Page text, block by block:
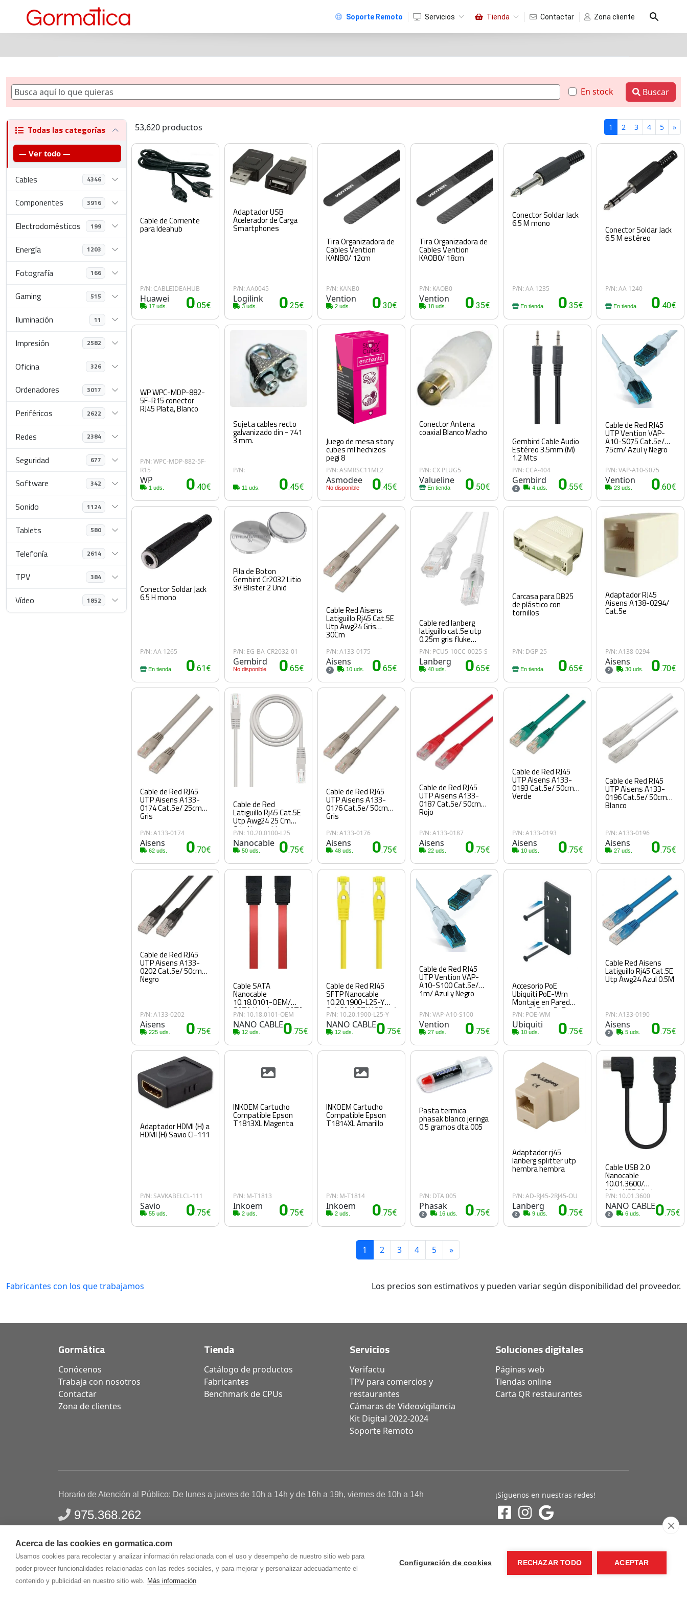
Acerca de las cookies en gormatica.com
Usamos cookies para recolectar y analizar información relacionada con el uso y desempeño de nuestro sitio web para
poder proveer funcionalidades relacionadas con las redes sociales, y para mejorar y personalizar adecuadamente el
contenido y publicidad en nuestro sitio web. Más información
Configuración de cookies RECHAZAR TODO ACEPTAR
Soporte Remoto Servicios Tienda Contactar Zona cliente
En stock Buscar
Todas las categorías
— Ver todo —
Cables 4346
Componentes 3916
Electrodomésticos 199
Energía 1203
Fotografía 166
Gaming 515
Iluminación 11
Impresión 2582
Oficina 326
Ordenadores 3017
Periféricos 2622
Redes 2384
Seguridad 677
Software 342
Sonido 1124
Tablets 580
Telefonía 2614
TPV 384
Vídeo 1852
53,620 productos 1 2 3 4 5 »
Cable de Corriente
para Ideahub
P/N: CABLEIDEAHUB
Huawei
17 uds. 0.05€
Adaptador USB
Acelerador de Carga
Smartphones
P/N: AA0045
Logilink
3 uds. 0.25€
Tira Organizadora de
Cables Vention
KANB0/ 12cm
P/N: KANB0
Vention
2 uds. 0.30€
Tira Organizadora de
Cables Vention
KAOB0/ 18cm
P/N: KAOB0
Vention
18 uds. 0.35€
Conector Soldar Jack
6.5 M mono
P/N: AA 1235
En tienda 0.35€
Conector Soldar Jack
6.5 M estéreo
P/N: AA 1240
En tienda 0.40€
WP WPC-MDP-882-
5F-R15 conector
RJ45 Plata, Blanco
P/N: WPC-MDP-882-5F-
R15
WP
1 uds. 0.40€
Sujeta cables recto
galvanizado din - 741
3 mm.
P/N:
11 uds. 0.45€
Juego de mesa story
cubes ml hechizos
pegi 8
P/N: ASMRSC11ML2
Asmodee
No disponible 0.45€
Conector Antena
coaxial Blanco Macho
P/N: CX PLUG5
Valueline
En tienda 0.50€
Gembird Cable Audio
Estéreo 3.5mm (M)
1.2 Mts
P/N: CCA-404
Gembird
2 4 uds. 0.55€
Cable de Red RJ45
UTP Vention VAP-
A10-S075 Cat.5e/
75cm/ Azul y Negro
P/N: VAP-A10-S075
Vention
23 uds. 0.60€
Conector Soldar Jack
6.5 H mono
P/N: AA 1265
En tienda 0.61€
Pila de Boton
Gembird Cr2032 Litio
3V Blister 2 Unid
P/N: EG-BA-CR2032-01
Gembird
No disponible 0.65€
Cable Red Aisens
Latiguillo Rj45 Cat.5E
Utp Awg24 Gris
30Cm
P/N: A133-0175
Aisens
2 10 uds. 0.65€
Cable red lanberg
latiguillo cat.5e utp
0.25m gris fluke
passed
P/N: PCU5-10CC-0025-S
Lanberg
40 uds. 0.65€
Carcasa para DB25
de plástico con
tornillos
P/N: DGP 25
En tienda 0.65€
Adaptador RJ45
Aisens A138-0294/
Cat.5e
P/N: A138-0294
Aisens
2 30 uds. 0.70€
Cable de Red RJ45
UTP Aisens A133-
0174 Cat.5e/ 25cm/
Gris
P/N: A133-0174
Aisens
62 uds. 0.70€
Cable de Red
Latiguillo Rj45 Cat.5E
Utp Awg24 25 Cm
Gris Nanocable
P/N: 10.20.0100-L25
Nanocable
50 uds. 0.75€
Cable de Red RJ45
UTP Aisens A133-
0176 Cat.5e/ 50cm/
Gris
P/N: A133-0176
Aisens
48 uds. 0.75€
Cable de Red RJ45
UTP Aisens A133-
0187 Cat.5e/ 50cm/
Rojo
P/N: A133-0187
Aisens
22 uds. 0.75€
Cable de Red RJ45
UTP Aisens A133-
0193 Cat.5e/ 50cm/
Verde
P/N: A133-0193
Aisens
10 uds. 0.75€
Cable de Red RJ45
UTP Aisens A133-
0196 Cat.5e/ 50cm/
Blanco
P/N: A133-0196
Aisens
27 uds. 0.75€
Cable de Red RJ45
UTP Aisens A133-
0202 Cat.5e/ 50cm/
Negro
P/N: A133-0202
Aisens
225 uds. 0.75€
Cable SATA
Nanocable
10.18.0101-OEM/
SATA Hembra - SATA
Hembra/ 50cm/ Rojo
P/N: 10.18.0101-OEM
NANO CABLE
12 uds. 0.75€
Cable de Red RJ45
SFTP Nanocable
10.20.1900-L25-Y
Cat.6A/ LSZH/ 25cm/
Amarillo
P/N: 10.20.1900-L25-Y
NANO CABLE
12 uds. 0.75€
Cable de Red RJ45
UTP Vention VAP-
A10-S100 Cat.5e/
1m/ Azul y Negro
P/N: VAP-A10-S100
Vention
27 uds. 0.75€
Accesorio PoE
Ubiquiti PoE-Wm
Montaje en Pared
para PoE Isp PoE
Injectors
P/N: POE-WM
Ubiquiti
10 uds. 0.75€
Cable Red Aisens
Latiguillo Rj45 Cat.5E
Utp Awg24 Azul 0.5M
P/N: A133-0190
Aisens
2 5 uds. 0.75€
Adaptador HDMI (H) a
HDMI (H) Savio Cl-111
P/N: SAVKABELCL-111
Savio
55 uds. 0.75€
INKOEM Cartucho
Compatible Epson
T1813XL Magenta
P/N: M-T1813
Inkoem
2 uds. 0.75€
INKOEM Cartucho
Compatible Epson
T1814XL Amarillo
P/N: M-T1814
Inkoem
2 uds. 0.75€
Pasta termica
phasak blanco jeringa
0.5 gramos dta 005
P/N: DTA 005
Phasak
2 16 uds. 0.75€
Adaptador rj45
lanberg splitter utp
hembra hembra
P/N: AD-RJ45-2RJ45-OU
Lanberg
2 9 uds. 0.75€
Cable USB 2.0
Nanocable
10.01.3600/
MicroUSB Macho -
USB Hembra/ 15cm/
Negro
P/N: 10.01.3600
NANO CABLE
2 6 uds. 0.75€
1 2 3 4 5 »
Fabricantes con los que trabajamos Los precios son estimativos y pueden variar según disponibilidad del proveedor.
Gormática
Conócenos
Trabaja con nosotros
Contactar
Zona de clientes
Tienda
Catálogo de productos
Fabricantes
Benchmark de CPUs
Servicios
Verifactu
TPV para comercios y
restaurantes
Cámaras de Videovigilancia
Kit Digital 2022-2024
Soporte Remoto
Soluciones digitales
Páginas web
Tiendas online
Carta QR restaurantes
Horario de Atención al Público: De lunes a jueves de 10h a 14h y de 16h a 19h, viernes de 10h a 14h
975.368.262
Gormaz Informática S.L.C/ Soria, 2 - El Burgo de Osma (Soria)
¡Síguenos en nuestras redes!